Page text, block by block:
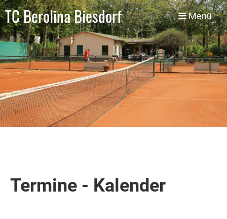
TC Berolina Biesdorf Menü
Termine - Kalender